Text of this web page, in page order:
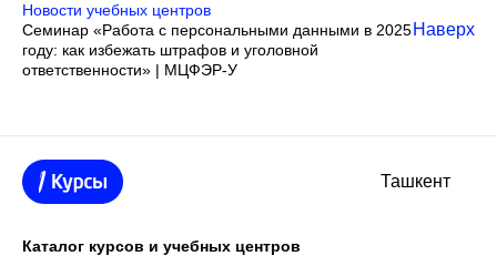
Новости учебных центров
Семинар «Работа с персональными данными в 2025
году: как избежать штрафов и уголовной
ответственности» | МЦФЭР-У
Наверх
Ташкент
Каталог курсов и учебных центров